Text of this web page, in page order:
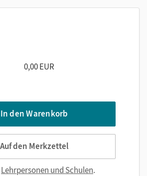
0,00 EUR
In den Warenkorb
Auf den Merkzettel
Lehrpersonen und Schulen.